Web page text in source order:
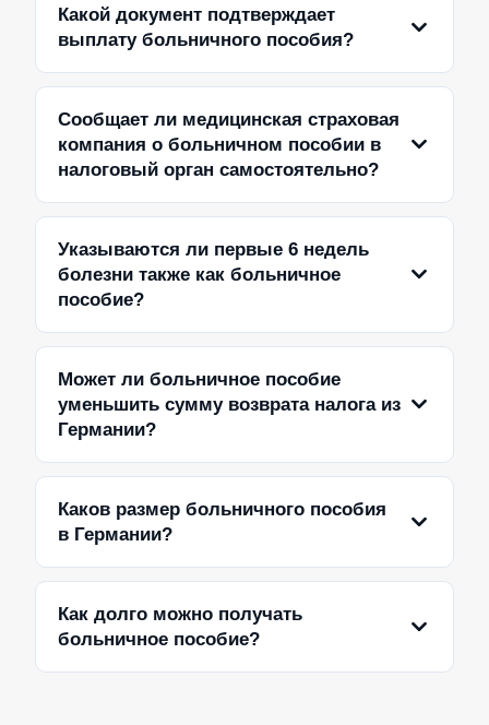
Какой документ подтверждает
выплату больничного пособия?
Сообщает ли медицинская страховая
компания о больничном пособии в
налоговый орган самостоятельно?
Указываются ли первые 6 недель
болезни также как больничное
пособие?
Может ли больничное пособие
уменьшить сумму возврата налога из
Германии?
Каков размер больничного пособия
в Германии?
Как долго можно получать
больничное пособие?